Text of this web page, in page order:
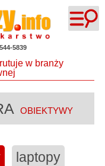
5839
obiektywy
laptopy